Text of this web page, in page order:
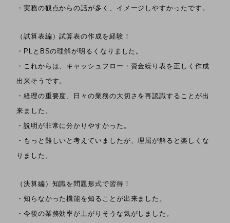
・実務の観点からの話が多く、イメージしやすかったです。
（試算表編）試算表の作成を経験！
・PLとBSの理解が明るくなりました。
・これからは、キャッシュフロー・資金繰り表を正しく作成
出来そうです。
・経理の重要度、日々の業務の大切さを再認識することが出
来ました。
・説明が非常に分かりやすかった。
・もっと難しいと考えていましたが、理屈が解ると楽しくな
りました。
（決算編）知識を問題形式で習得！
・知らなかった機能を知ることが出来ました。
・今後の業務効率が上がりそうな気がしました。